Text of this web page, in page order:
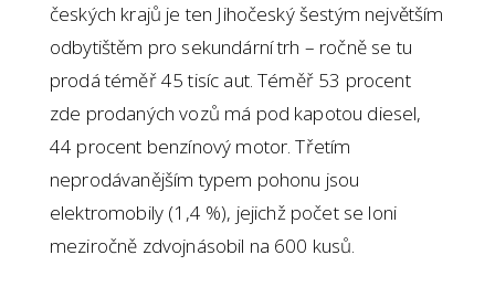
českých krajů je ten Jihočeský šestým největším
odbytištěm pro sekundární trh – ročně se tu
prodá téměř 45 tisíc aut. Téměř 53 procent
zde prodaných vozů má pod kapotou diesel,
44 procent benzínový motor. Třetím
neprodávanějším typem pohonu jsou
elektromobily (1,4 %), jejichž počet se loni
meziročně zdvojnásobil na 600 kusů.